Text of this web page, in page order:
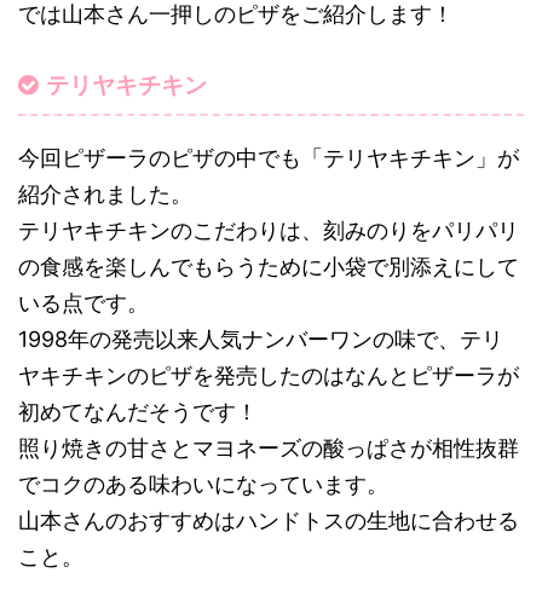
では山本さん一押しのピザをご紹介します！
テリヤキチキン
今回ピザーラのピザの中でも「テリヤキチキン」が
紹介されました。
テリヤキチキンのこだわりは、刻みのりをパリパリ
の食感を楽しんでもらうために小袋で別添えにして
いる点です。
1998年の発売以来人気ナンバーワンの味で、テリ
ヤキチキンのピザを発売したのはなんとピザーラが
初めてなんだそうです！
照り焼きの甘さとマヨネーズの酸っぱさが相性抜群
でコクのある味わいになっています。
山本さんのおすすめはハンドトスの生地に合わせる
こと。